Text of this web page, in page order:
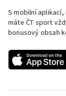
Rychlostní
Short track
S mobilní
máte ČT sport
bonusový obsah